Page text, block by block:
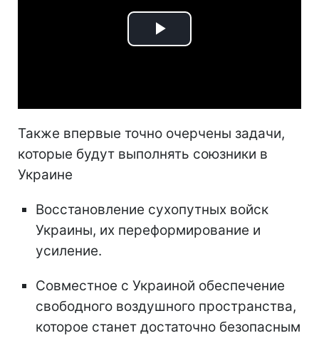
Play
Также впервые точно очерчены задачи,
которые будут выполнять союзники в
Украине
Восстановление сухопутных войск
Украины, их переформирование и
усиление.
Совместное с Украиной обеспечение
свободного воздушного пространства,
которое станет достаточно безопасным